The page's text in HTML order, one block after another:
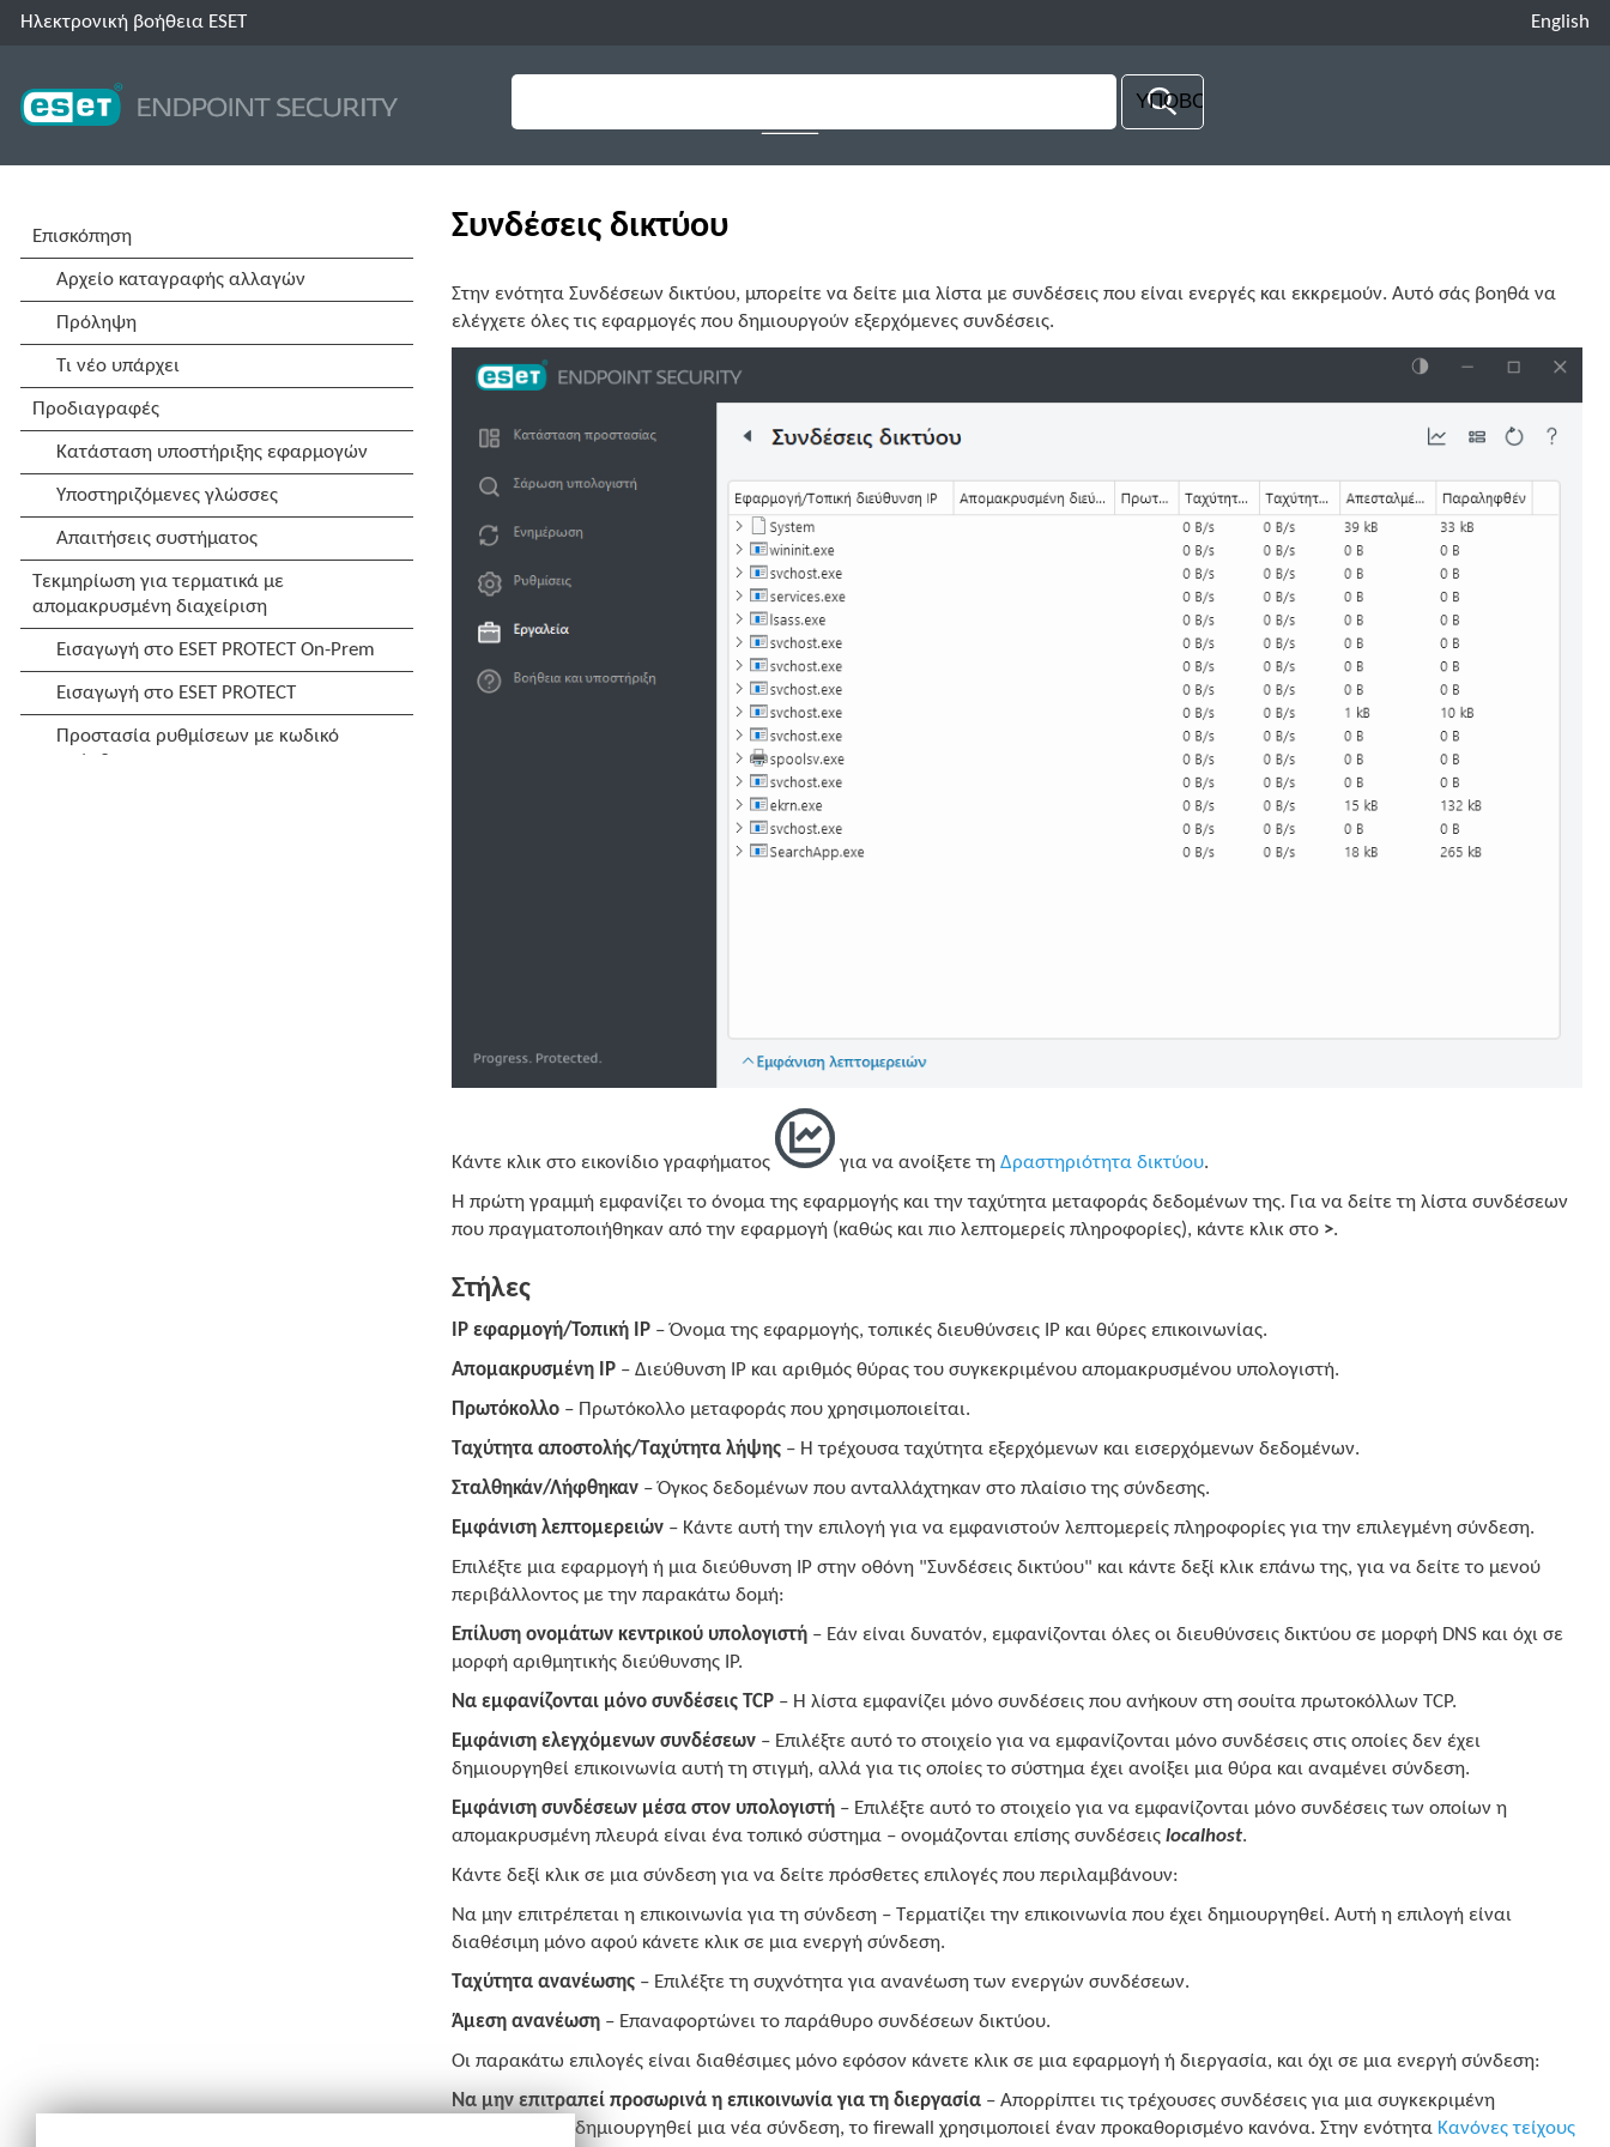
Ηλεκτρονική βοήθεια ESET English
Συνδέσεις δικτύου
Στην ενότητα Συνδέσεων δικτύου, μπορείτε να δείτε μια λίστα με συνδέσεις που είναι ενεργές και εκκρεμούν. Αυτό σάς βοηθά να
ελέγχετε όλες τις εφαρμογές που δημιουργούν εξερχόμενες συνδέσεις.
Κάντε κλικ στο εικονίδιο γραφήματος για να ανοίξετε τηΔραστηριότητα δικτύου.
Η πρώτη γραμμή εμφανίζει το όνομα της εφαρμογής και την ταχύτητα μεταφοράς δεδομένων της. Για να δείτε τη λίστα συνδέσεων
που πραγματοποιήθηκαν από την εφαρμογή (καθώς και πιο λεπτομερείς πληροφορίες), κάντε κλικ στο >.
Στήλες
IP εφαρμογή/Τοπική IP – Όνομα της εφαρμογής, τοπικές διευθύνσεις IP και θύρες επικοινωνίας.
Απομακρυσμένη IP – Διεύθυνση IP και αριθμός θύρας του συγκεκριμένου απομακρυσμένου υπολογιστή.
Πρωτόκολλο – Πρωτόκολλο μεταφοράς που χρησιμοποιείται.
Ταχύτητα αποστολής/Ταχύτητα λήψης – Η τρέχουσα ταχύτητα εξερχόμενων και εισερχόμενων δεδομένων.
Σταλθηκάν/Λήφθηκαν – Όγκος δεδομένων που ανταλλάχτηκαν στο πλαίσιο της σύνδεσης.
Εμφάνιση λεπτομερειών – Κάντε αυτή την επιλογή για να εμφανιστούν λεπτομερείς πληροφορίες για την επιλεγμένη σύνδεση.
Επιλέξτε μια εφαρμογή ή μια διεύθυνση IP στην οθόνη "Συνδέσεις δικτύου" και κάντε δεξί κλικ επάνω της, για να δείτε το μενού
περιβάλλοντος με την παρακάτω δομή:
Επίλυση ονομάτων κεντρικού υπολογιστή – Εάν είναι δυνατόν, εμφανίζονται όλες οι διευθύνσεις δικτύου σε μορφή DNS και όχι σε
μορφή αριθμητικής διεύθυνσης IP.
Να εμφανίζονται μόνο συνδέσεις TCP – Η λίστα εμφανίζει μόνο συνδέσεις που ανήκουν στη σουίτα πρωτοκόλλων TCP.
Εμφάνιση ελεγχόμενων συνδέσεων – Επιλέξτε αυτό το στοιχείο για να εμφανίζονται μόνο συνδέσεις στις οποίες δεν έχει
δημιουργηθεί επικοινωνία αυτή τη στιγμή, αλλά για τις οποίες το σύστημα έχει ανοίξει μια θύρα και αναμένει σύνδεση.
Εμφάνιση συνδέσεων μέσα στον υπολογιστή – Επιλέξτε αυτό το στοιχείο για να εμφανίζονται μόνο συνδέσεις των οποίων η
απομακρυσμένη πλευρά είναι ένα τοπικό σύστημα – ονομάζονται επίσης συνδέσειςlocalhost.
Κάντε δεξί κλικ σε μια σύνδεση για να δείτε πρόσθετες επιλογές που περιλαμβάνουν:
Να μην επιτρέπεται η επικοινωνία για τη σύνδεση – Τερματίζει την επικοινωνία που έχει δημιουργηθεί. Αυτή η επιλογή είναι
διαθέσιμη μόνο αφού κάνετε κλικ σε μια ενεργή σύνδεση.
Ταχύτητα ανανέωσης – Επιλέξτε τη συχνότητα για ανανέωση των ενεργών συνδέσεων.
Άμεση ανανέωση – Επαναφορτώνει το παράθυρο συνδέσεων δικτύου.
Οι παρακάτω επιλογές είναι διαθέσιμες μόνο εφόσον κάνετε κλικ σε μια εφαρμογή ή διεργασία, και όχι σε μια ενεργή σύνδεση:
Να μην επιτραπεί προσωρινά η επικοινωνία για τη διεργασία – Απορρίπτει τις τρέχουσες συνδέσεις για μια συγκεκριμένη
εφαρμογή. Αν δημιουργηθεί μια νέα σύνδεση, το firewall χρησιμοποιεί έναν προκαθορισμένο κανόνα. Στην ενότητα Κανόνες τείχους